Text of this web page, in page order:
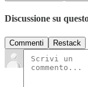
Discussione su
Commenti Restack